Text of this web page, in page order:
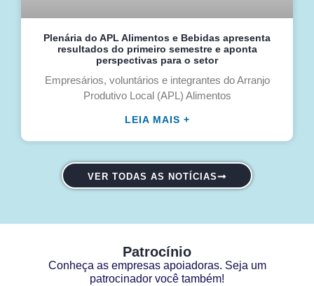
Plenária do APL Alimentos e Bebidas apresenta
resultados do primeiro semestre e aponta
perspectivas para o setor
Empresários, voluntários e integrantes do Arranjo
Produtivo Local (APL) Alimentos
LEIA MAIS +
VER TODAS AS NOTÍCIAS
Patrocínio
Conheça as empresas apoiadoras. Seja um
patrocinador você também!